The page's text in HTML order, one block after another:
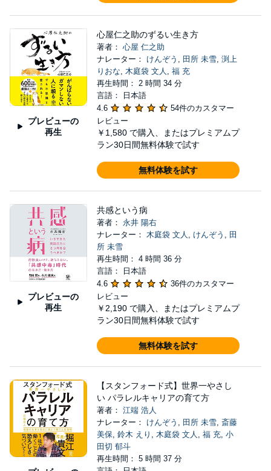
プレビューの
再生
心屋仁之助のずるい生き方
著者： 心屋 仁之助
ナレーター： けんぞう , 田所 未雪, 渕上
りおな, 木庭袋 文人 , 福 充
再生時間： 2 時間 34 分
言語： 日本語
4.6
54件のカスタマー
レビュー
￥1,580 で購入、またはプレミアムプ
ラン30日間無料体験で試す
無料体験を試す
プレビューの
再生
共感という病
著者： 永井 陽右
ナレーター： 木庭袋 文人 , けんぞう , 田
所 未雪
再生時間： 4 時間 36 分
言語： 日本語
4.6
36件のカスタマー
レビュー
￥2,190 で購入、またはプレミアムプ
ラン30日間無料体験で試す
無料体験を試す
【スタンフォード式】世界一やさし
い パラレルキャリアの育て方
著者： 江端 浩人
ナレーター： けんぞう , 田所 未雪, 斎藤
美保, 鈴木 えり , 木庭袋 文人 , 福 充, 小
田切 郁斗
再生時間： 5 時間 37 分